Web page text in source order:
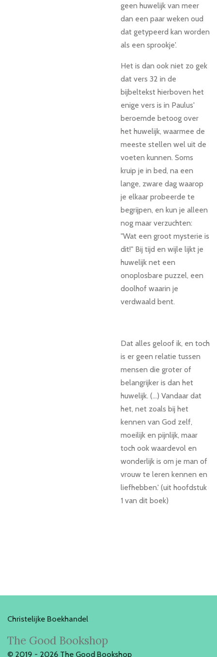
geen huwelijk van meer
dan een paar weken oud
dat getypeerd kan worden
als een sprookje'.
Het is dan ook niet zo gek
dat vers 32 in de
bijbeltekst hierboven het
enige vers is in Paulus'
beroemde betoog over
het huwelijk, waarmee de
meeste stellen wel uit de
voeten kunnen. Soms
kruip je in bed, na een
lange, zware dag waarop
je elkaar probeerde te
begrijpen, en kun je alleen
nog maar verzuchten:
"Wat een groot mysterie is
dit!" Bij tijd en wijle lijkt je
huwelijk net een
onoplosbare puzzel, een
doolhof waarin je
verdwaald bent.
Dat alles geloof ik, en toch
is er geen relatie tussen
mensen die groter of
belangrijker is dan het
huwelijk. (...) Vandaar dat
het, net zoals bij het
kennen van God zelf,
moeilijk en pijnlijk, maar
toch ook waardevol en
wonderlijk is om je man of
vrouw te leren kennen en
liefhebben.' (uit hoofdstuk
1 van dit boek)
Christelijke Boekhandel
The Good Bookshop
© 2019 - 2026 The Good Bookshop